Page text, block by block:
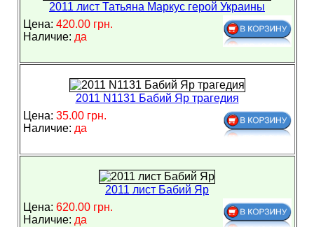
2011 лист Татьяна Маркус герой Украины
Цена: 420.00 грн.
Наличие: да
2011 N1131 Бабий Яр трагедия
Цена: 35.00 грн.
Наличие: да
2011 лист Бабий Яр
Цена: 620.00 грн.
Наличие: да